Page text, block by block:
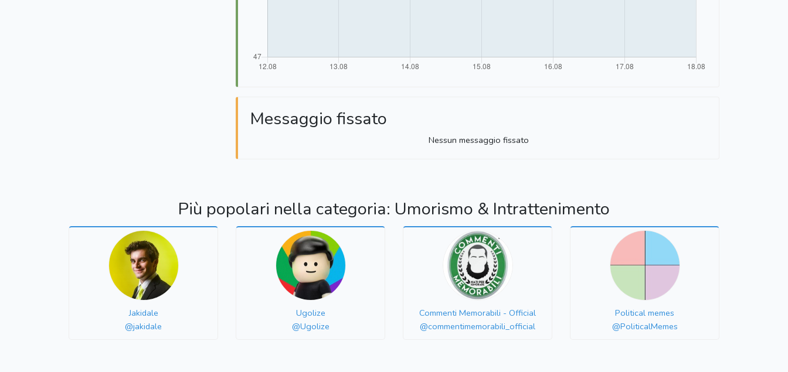
Messaggio fissato
Nessun messaggio fissato
Più popolari nella categoria: Umorismo & Intrattenimento
Jakidale
@jakidale
Ugolize
@Ugolize
Commenti Memorabili - Official
@commentimemorabili_official
Political memes
@PoliticalMemes